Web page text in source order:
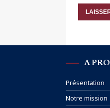
A
Présentation
Notre mission